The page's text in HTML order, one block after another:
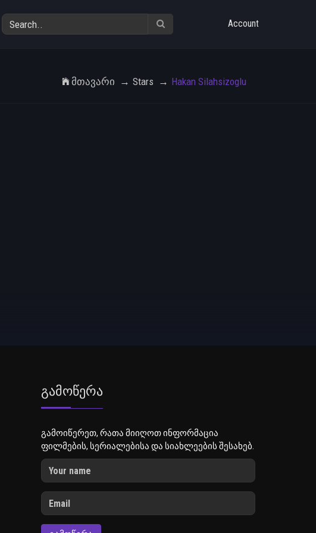
Account
Მთავარი Stars Hakan Silahsizoglu
Გამოწერა
გამოიწერეთ, რათა მიიღოთ ინფორმაცია
ფილმების, სერიალებისა და სიახლეების შესახებ.